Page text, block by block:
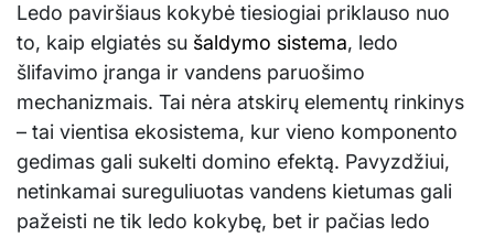
Ledo paviršiaus kokybė tiesiogiai priklauso nuo
to, kaip elgiatės su šaldymo sistema, ledo
šlifavimo įranga ir vandens paruošimo
mechanizmais. Tai nėra atskirų elementų rinkinys
– tai vientisa ekosistema, kur vieno komponento
gedimas gali sukelti domino efektą. Pavyzdžiui,
netinkamai sureguliuotas vandens kietumas gali
pažeisti ne tik ledo kokybę, bet ir pačias ledo